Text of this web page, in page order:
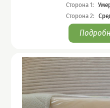
Сторона 1:
Сторона 2: